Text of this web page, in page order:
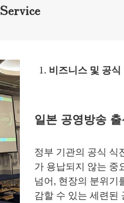
Service
비즈니스 및 공
일본 공영방송
정부 기관의 공식 식
가 용납되지 않는 중
넘어, 현장의 분위기
감할 수 있는 세련된